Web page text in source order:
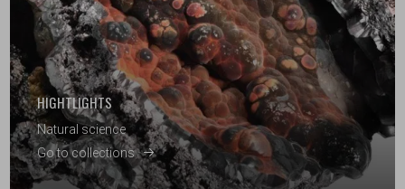
HIGHTLIGHTS
Natural science
Go to collections